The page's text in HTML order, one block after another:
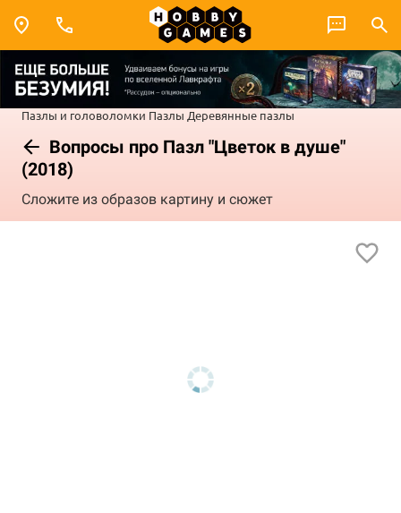
Пазлы и головоломки Пазлы Деревянные пазлы
Вопросы про Пазл "Цветок в душе"
(2018)
Сложите из образов картину и сюжет